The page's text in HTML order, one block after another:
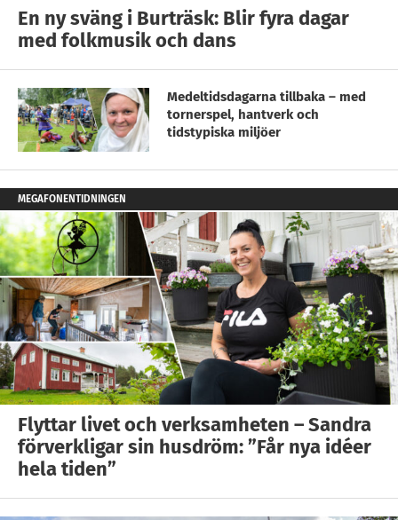
En ny sväng i Burträsk: Blir fyra dagar
med folkmusik och dans
Medeltidsdagarna tillbaka – med
tornerspel, hantverk och
tidstypiska miljöer
MEGAFONENTIDNINGEN
Flyttar livet och verksamheten – Sandra
förverkligar sin husdröm: ”Får nya idéer
hela tiden”